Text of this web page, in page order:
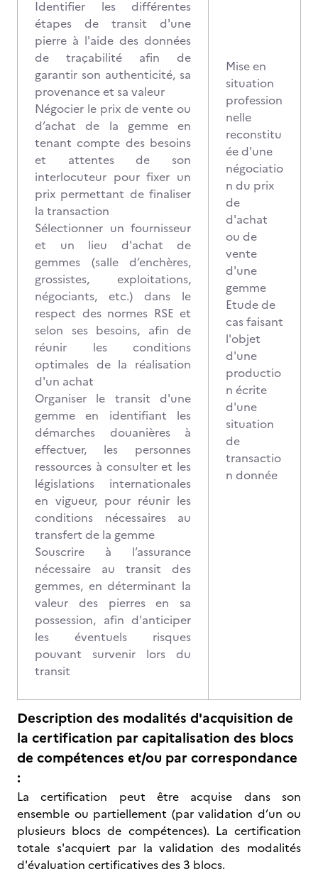
Identifier les différentes
étapes de transit d'une
pierre à l'aide des données
de traçabilité afin de
garantir son authenticité, sa
provenance et sa valeur
Négocier le prix de vente ou
d’achat de la gemme en
tenant compte des besoins
et attentes de son
interlocuteur pour fixer un
prix permettant de finaliser
la transaction
Sélectionner un fournisseur
et un lieu d'achat de
gemmes (salle d’enchères,
grossistes, exploitations,
négociants, etc.) dans le
respect des normes RSE et
selon ses besoins, afin de
réunir les conditions
optimales de la réalisation
d'un achat
Organiser le transit d'une
gemme en identifiant les
démarches douanières à
effectuer, les personnes
ressources à consulter et les
législations internationales
en vigueur, pour réunir les
conditions nécessaires au
transfert de la gemme
Souscrire à l’assurance
nécessaire au transit des
gemmes, en déterminant la
valeur des pierres en sa
possession, afin d'anticiper
les éventuels risques
pouvant survenir lors du
transit
Mise en
situation
profession
nelle
reconstitu
ée d'une
négociatio
n du prix
de
d'achat
ou de
vente
d'une
gemme
Etude de
cas faisant
l'objet
d'une
productio
n écrite
d'une
situation
de
transactio
n donnée
Description des modalités d'acquisition de
la certification par capitalisation des blocs
de compétences et/ou par correspondance
:
La certification peut être acquise dans son
ensemble ou partiellement (par validation d’un ou
plusieurs blocs​ de compétences). La certification
totale s'acquiert par la validation des modalités
d'évaluation certificatives des 3 blocs.